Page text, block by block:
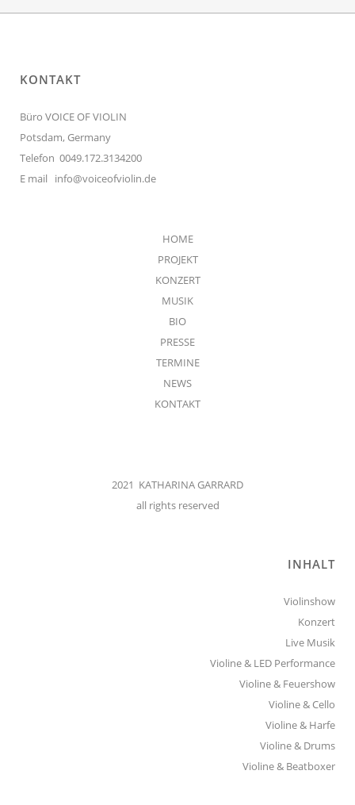
KONTAKT
Büro VOICE OF VIOLIN
Potsdam, Germany
Telefon 0049.172.3134200
E mail info@voiceofviolin.de
HOME
PROJEKT
KONZERT
MUSIK
BIO
PRESSE
TERMINE
NEWS
KONTAKT
2021 KATHARINA GARRARD
all rights reserved
INHALT
Violinshow
Konzert
Live Musik
Violine & LED Performance
Violine & Feuershow
Violine & Cello
Violine & Harfe
Violine & Drums
Violine & Beatboxer